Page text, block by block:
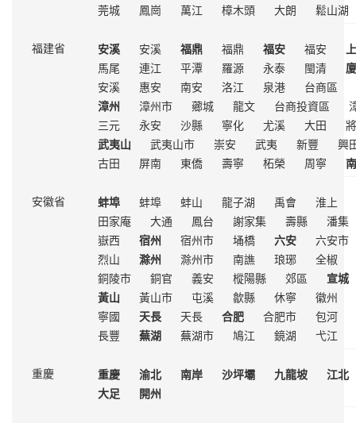
莞城
鳳崗 萬江 樟木頭 大朗 鬆山湖
福建省 安溪 安溪 福鼎 福鼎 福安 福安
馬尾
連江 平潭 羅源 永泰 閩清
安溪
惠安 南安 洛江 泉港
台商區
漳州
漳州市 薌城 龍文 台商投資區
三元
永安 沙縣 寧化 尤溪 大田
武夷山
武夷山市 崇安 武夷 新豐
興
古田
屏南 東僑 壽寧 柘榮 周寧
安徽省 蚌埠 蚌埠 蚌山 龍子湖 禹會
淮上
田家庵
大通 鳳台 謝家集 壽縣
潘集
嶽西
宿州 宿州市 埇橋 六安
六安市
烈山
滁州 滁州市 南譙 琅琊
全椒
銅陵市
銅官 義安 樅陽縣 郊區
宣城
黃山
黃山市 屯溪 歙縣 休寧
徽州
寧國
天長 天長 合肥 合肥市
包河
長豐
蕪湖 蕪湖市 鳩江 鏡湖 弋江
重慶 重慶 渝北 南岸 沙坪壩 九龍坡
江北
大足
開州